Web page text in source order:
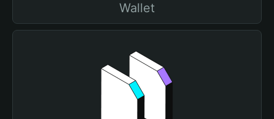
Wallet